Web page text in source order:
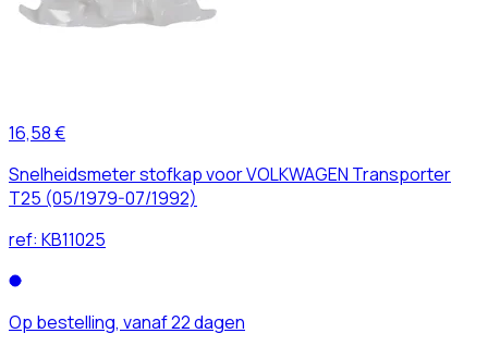
16,58 €
Snelheidsmeter stofkap voor VOLKWAGEN Transporter
T25 (05/1979-07/1992)
ref: KB11025
Op bestelling, vanaf 22 dagen